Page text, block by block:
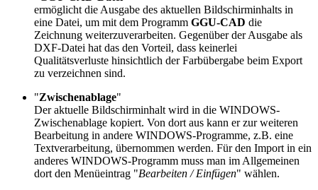
ermöglicht die Ausgabe des aktuellen Bildschirminhalts in
eine Datei, um mit dem Programm GGU-CAD die
Zeichnung weiterzuverarbeiten. Gegenüber der Ausgabe als
DXF-Datei hat das den Vorteil, dass keinerlei
Qualitätsverluste hinsichtlich der Farbübergabe beim Export
zu verzeichnen sind.
"Zwischenablage"
Der aktuelle Bildschirminhalt wird in die WINDOWS-
Zwischenablage kopiert. Von dort aus kann er zur weiteren
Bearbeitung in andere WINDOWS-Programme, z.B. eine
Textverarbeitung, übernommen werden. Für den Import in ein
anderes WINDOWS-Programm muss man im Allgemeinen
dort den Menüeintrag "Bearbeiten / Einfügen" wählen.